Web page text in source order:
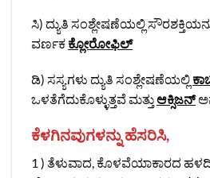
ಸಿ) ದ್ಯುತಿ ಸಂಶ್ಲೇಷಣೆಯಲ್ಲಿ
ವರ್ಣಕ ಕ್ಲೋರೋಫಿಲ್
ಡಿ) ಸಸ್ಯಗಳು ದ್ಯುತಿ ಸಂಶ್ಲೇಷಣೆಯಲ್ಲಿ
ಒಳತೆಗೆದುಕೊಳ್ಳುತ್ತವೆ ಮತ್ತುಆಕ್ಸಿಜನ್
ಕೆಳಗಿನವುಗಳನ್ನು ಹೆಸರಿಸಿ,
1 ) ತೆಳುವಾದ, ಕೊಳವೆಯಾಕಾರದ